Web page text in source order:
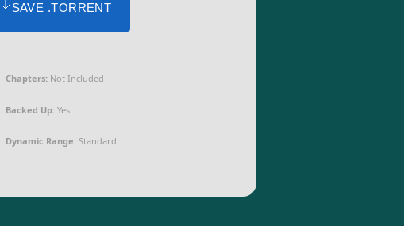
SAVE .TORRENT
Chapters:Not Included
Backed Up:Yes
Dynamic Range:Standard